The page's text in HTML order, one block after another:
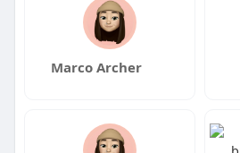
Marco Archer